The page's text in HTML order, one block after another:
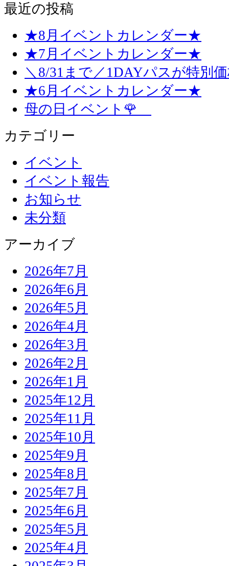
最近の投稿
★8月イベントカレンダー★
★7月イベントカレンダー★
＼8/31まで／1DAYパスが特別
★6月イベントカレンダー★
母の日イベント🌹
カテゴリー
イベント
イベント報告
お知らせ
未分類
アーカイブ
2026年7月
2026年6月
2026年5月
2026年4月
2026年3月
2026年2月
2026年1月
2025年12月
2025年11月
2025年10月
2025年9月
2025年8月
2025年7月
2025年6月
2025年5月
2025年4月